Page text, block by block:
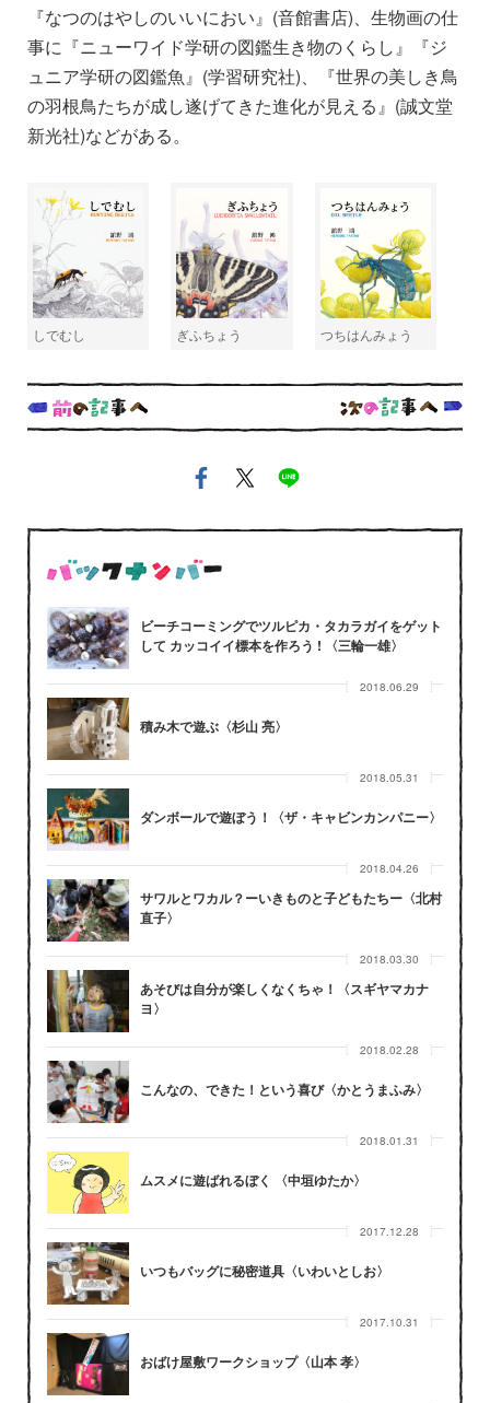
『なつのはやしのいいにおい』(音館書店)、生物画の仕
事に『ニューワイド学研の図鑑生き物のくらし』『ジ
ュニア学研の図鑑魚』(学習研究社)、『世界の美しき鳥
の羽根鳥たちが成し遂げてきた進化が見える』(誠文堂
新光社)などがある。
しでむし ぎふちょう つちはんみょう
ビーチコーミングでツルピカ・タカラガイをゲット
して カッコイイ標本を作ろう ! 〈三輪一雄〉
2018.06.29
積み木で遊ぶ〈杉山 亮〉
2018.05.31
ダンボールで遊ぼう！〈ザ・キャビンカンパニー〉
2018.04.26
サワルとワカル？ーいきものと子どもたちー〈北村
直子〉
2018.03.30
あそびは自分が楽しくなくちゃ！〈スギヤマカナ
ヨ〉
2018.02.28
こんなの、できた！という喜び〈かとうまふみ〉
2018.01.31
ムスメに遊ばれるぼく 〈中垣ゆたか〉
2017.12.28
いつもバッグに秘密道具〈いわいとしお〉
2017.10.31
おばけ屋敷ワークショップ〈山本 孝〉